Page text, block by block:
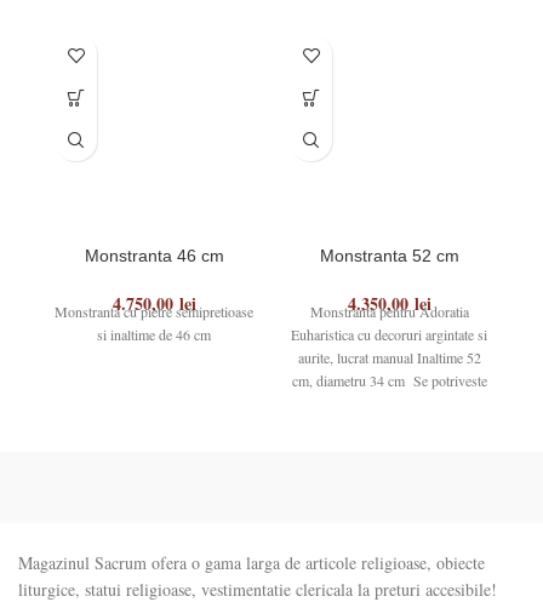
Monstranta 46 cm
4.750,00lei
Monstranta cu pietre semipretioase
si inaltime de 46 cm
Monstranta 52 cm
4.350,00lei
Monstranta pentru Adoratia
Euharistica cu decoruri argintate si
aurite, lucrat manual Inaltime 52
cm, diametru 34 cm Se potriveste
Magazinul Sacrum ofera o gama larga de articole religioase, obiecte
liturgice, statui religioase, vestimentatie clericala la preturi accesibile!